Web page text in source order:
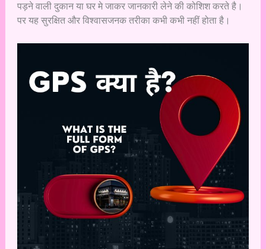
पड़ने वाली दुकान या घर मे जाकर जानकारी लेने की कोशिश करते है।
पर यह सुरक्षित और विश्वासजनक तरीका कभी कभी नहीं होता है।